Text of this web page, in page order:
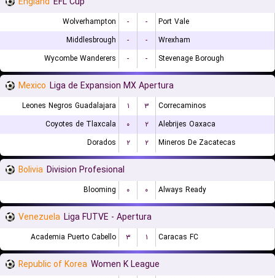
Wolverhampton - -
Port Vale
Middlesbrough
- -
Wrexham
Wycombe Wanderers
- - Stevenage Borough
Mexico Liga de Expansion MX Apertura
Leones Negros Guadalajara ۱ ۳
Correcaminos
Coyotes de Tlaxcala
۰ ۲
Alebrijes Oaxaca
Dorados
۲ ۲ Mineros De Zacatecas
Bolivia Division Profesional
Blooming ۰ ۰ Always Ready
Venezuela Liga FUTVE - Apertura
Academia Puerto Cabello ۳ ۱ Caracas FC
Republic of Korea Women K League